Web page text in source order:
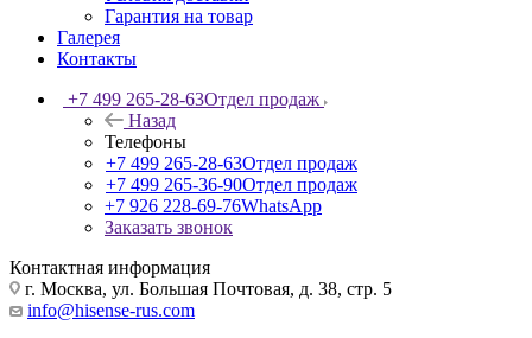
Гарантия на товар
Галерея
Контакты
+7 499 265-28-63Отдел продаж
Назад
Телефоны
+7 499 265-28-63Отдел продаж
+7 499 265-36-90Отдел продаж
+7 926 228-69-76WhatsApp
Заказать звонок
Контактная информация
г. Москва, ул. Большая Почтовая, д. 38, стр. 5
info@hisense-rus.com